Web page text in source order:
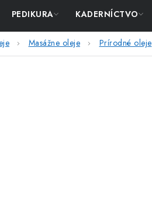
PEDIKURA KADERNÍCTVO
Masážne oleje Prírodné oleje